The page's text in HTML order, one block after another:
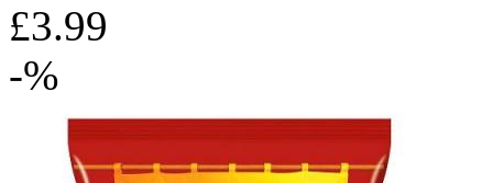
£3.99
-%